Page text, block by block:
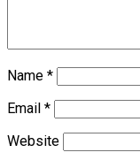
Name *
Email *
Website